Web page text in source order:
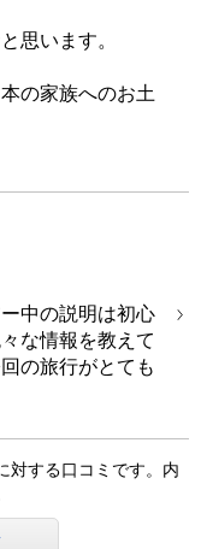
思います。
の家族へのお土
中の説明は初心
な情報を教えて
の旅行がとても
対する口コミです。内